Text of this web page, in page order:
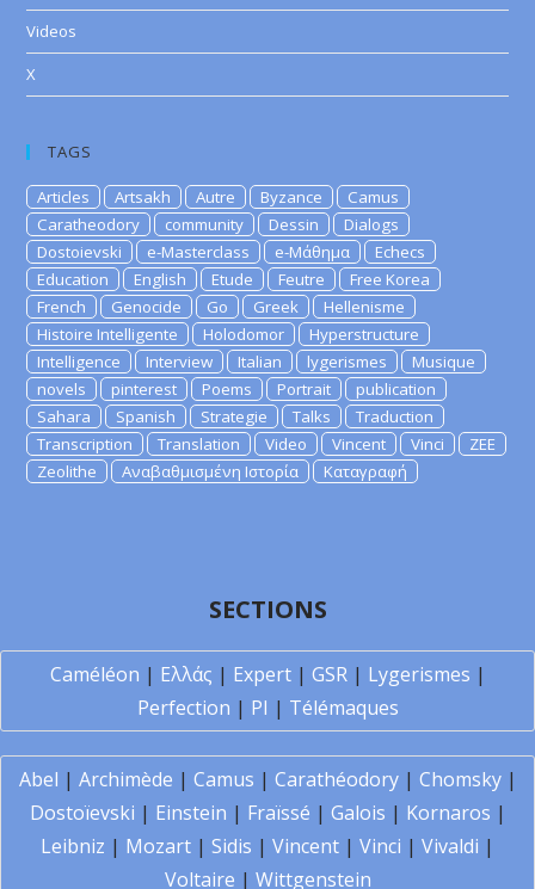
Videos
X
TAGS
Articles Artsakh Autre Byzance
Camus
Caratheodory
community Dessin
Dialogs
Dostoievski
e-Masterclass e-Μάθημα
Echecs
Education
English Etude Feutre
Free Korea
French
Genocide Go Greek
Hellenisme
Histoire Intelligente
Holodomor
Hyperstructure
Intelligence
Interview Italian lygerismes
Musique
novels
pinterest Poems Portrait
publication
Sahara
Spanish Strategie Talks
Traduction
Transcription
Translation Video Vincent Vinci
ZEE
Zeolithe
Αναβαθμισμένη Ιστορία Καταγραφή
SECTIONS
Caméléon | Ελλάς | Expert| GSR| Lygerismes |
Perfection | PI | Télémaques
Abel | Archimède | Camus | Carathéodory| Chomsky|
Dostoïevski | Einstein | Fraïssé | Galois | Kornaros |
Leibniz | Mozart | Sidis | Vincent | Vinci | Vivaldi |
Voltaire | Wittgenstein